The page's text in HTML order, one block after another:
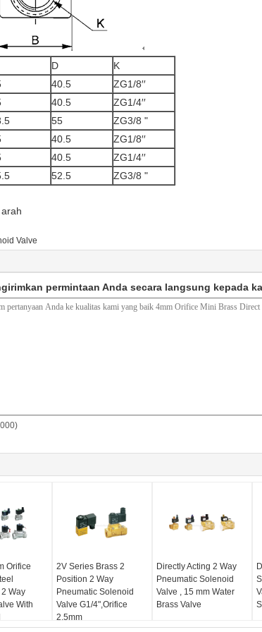
D
K
40.5
ZG1/8′′
40.5
ZG1/4′′
55
ZG3/8 "
40.5
ZG1/8′′
40.5
ZG1/4′′
52.5 ZG3/8 "
Valve
permintaan Anda secara langsung kepada
Orifice
Way
With
2V Series Brass 2
Position 2 Way
Pneumatic Solenoid
Valve G1/4",Orifice
2.5mm
Directly Acting 2 Way
Pneumatic Solenoid
Valve , 15 mm Water
Brass Valve